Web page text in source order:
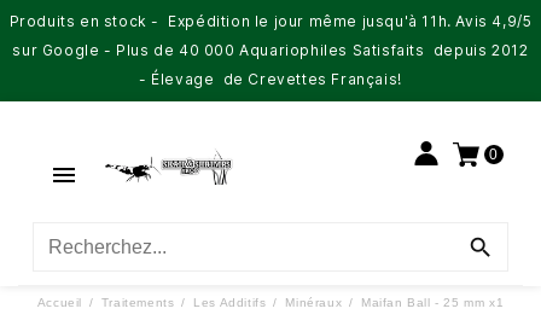
Produits en stock - Expédition le jour même jusqu'à 11h. Avis 4,9/5
sur Google - Plus de 40 000 Aquariophiles Satisfaits depuis 2012
- Élevage de Crevettes Français!

0

Accueil Traitements Les Additifs Minéraux Maifan Ball - 25 mm x1